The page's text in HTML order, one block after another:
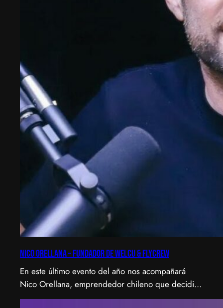
Nico Orellana – Fundador de Welcu & Flycrew
En este último evento del año nos acompañará
Nico Orellana, emprendedor chileno que decidió
no ser gerente, sino constructor de impacto.